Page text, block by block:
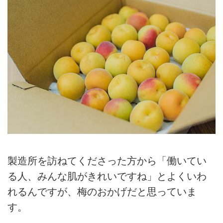
製造所を訪ねてくださった方から「働いてい
る人、みんな肌がきれいですね」とよくいわ
れるんですが、梅のおかげだと思っていま
す。